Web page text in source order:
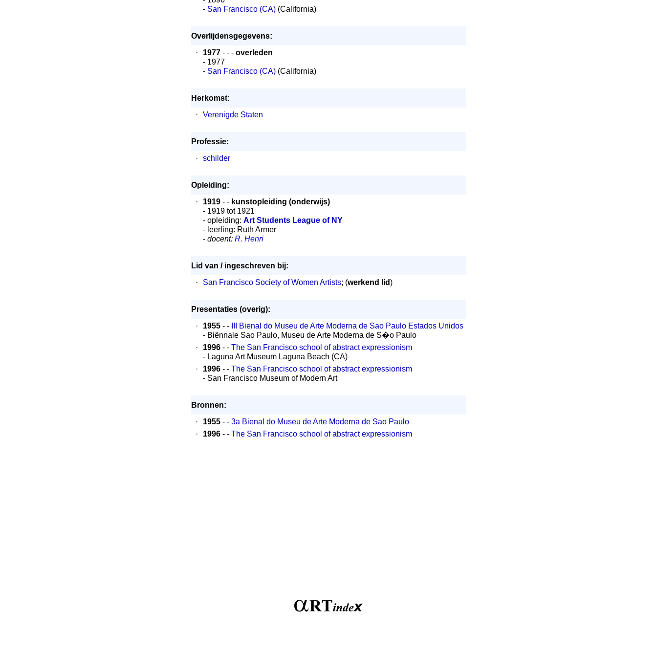
- San Francisco (CA) (California)
Overlijdensgegevens:
·
1977 - - - overleden
- 1977
- San Francisco (CA) (California)
Herkomst:
·
Verenigde Staten
Professie:
·
schilder
Opleiding:
·
1919 - - kunstopleiding (onderwijs)
- 1919 tot 1921
- opleiding: Art Students League of NY
- leerling: Ruth Armer
- docent: R. Henri
Lid van / ingeschreven bij:
·
San Francisco Society of Women Artists; (werkend lid)
Presentaties (overig):
·
1955 - -
III Bienal do Museu de Arte Moderna de Sao Paulo Estados Unidos
- Biënnale Sao Paulo, Museu de Arte Moderna de S�o Paulo
·
1996 - - The San Francisco school of abstract expressionism
- Laguna Art Museum Laguna Beach (CA)
·
1996 - - The San Francisco school of abstract expressionism
- San Francisco Museum of Modern Art
Bronnen:
·
1955 - - 3a Bienal do Museu de Arte Moderna de Sao Paulo
·
1996 - - The San Francisco school of abstract expressionism